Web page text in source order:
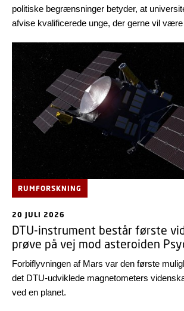
politiske begrænsninger betyder, at
afvise kvalificerede unge, der gerne vil være
RUMFORSKNING
20 JULI 2026
DTU-instrument består første
prøve på vej mod asteroiden
Forbiflyvningen af Mars var den første
det DTU-udviklede magnetometers
ved en planet.